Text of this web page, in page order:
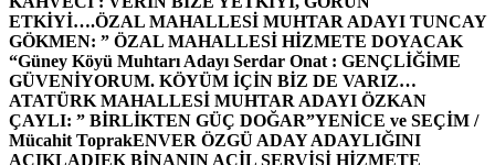
ETKİYİ….ÖZAL MAHALLESİ MUHTAR ADAYI TUNCAY
GÖKMEN: ” ÖZAL MAHALLESİ HİZMETE DOYACAK
“Güney Köyü Muhtarı Adayı Serdar Onat : GENÇLİĞİME
GÜVENİYORUM. KÖYÜM İÇİN BİZ DE VARIZ…
ATATÜRK MAHALLESİ MUHTAR ADAYI ÖZKAN
ÇAYLI: ” BİRLİKTEN GÜÇ DOĞAR”YENİCE ve SEÇİM /
Mücahit ToprakENVER ÖZGÜ ADAY ADAYLIĞINI
AÇIKLADIEK BİNANIN ACİL SERVİSİ HİZMETE